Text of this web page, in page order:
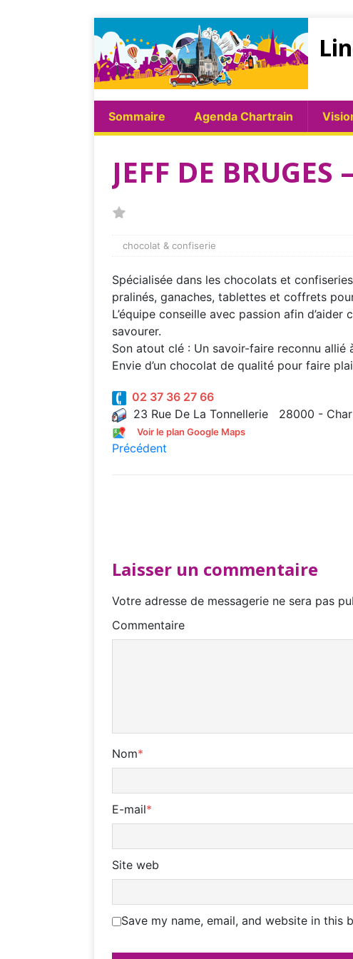
Sommaire Agenda Chartrain
JEFF DE BRUGES
chocolat & confiserie
Spécialisée dans les chocolats et
pralinés, ganaches, tablettes et coffrets
L’équipe conseille avec passion afin
savourer.
Son atout clé : Un savoir-faire reconnu allié
Envie d’un chocolat de qualité pour faire
02 37 36 27 66
23 Rue De La Tonnellerie 28000 -
Voir le plan Google Maps
Précédent
Laisser un commentaire
Votre adresse de messagerie ne sera pas
Commentaire
Nom*
E-mail*
Site web
Save my name, email, and website in